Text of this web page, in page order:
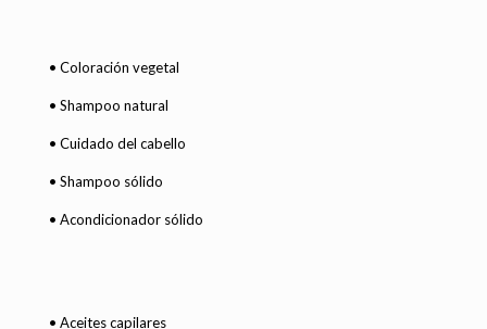
• Coloración vegetal
• Shampoo natural
• Cuidado del cabello
• Shampoo sólido
• Acondicionador sólido
• Aceites capilares